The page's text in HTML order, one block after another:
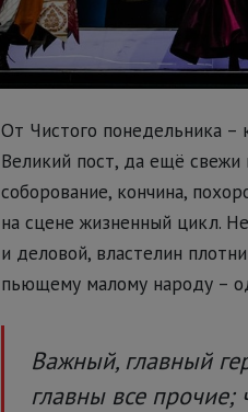
От Чистого понедельника –
Великий пост, да ещё
соборование, кончина,
на сцене жизненный цикл.
и деловой, властелин
пьющему малому народу –
Важный, главный
главны все прочие;